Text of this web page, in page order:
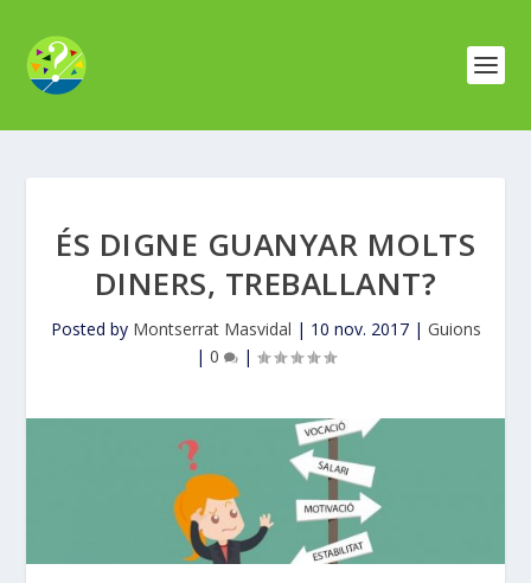
ÉS DIGNE GUANYAR MOLTS
DINERS, TREBALLANT?
Posted by Montserrat Masvidal | 10 nov. 2017| Guions
| 0 |